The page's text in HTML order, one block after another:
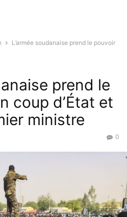
L’armée soudanaise prend le pouvoir
prend le
coup d’État et
ministre
0